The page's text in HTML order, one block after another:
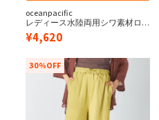
oceanpacific
レディース水陸両用シワ素材ロ
ングパンツ
¥4,620
30%OFF